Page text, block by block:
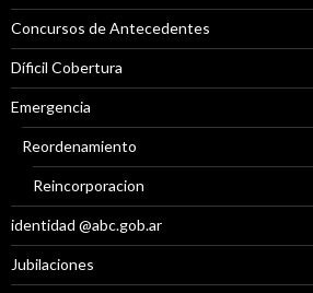
Concursos de Antecedentes
Díficil Cobertura
Emergencia
Reordenamiento
Reincorporacion
identidad @abc.gob.ar
Jubilaciones